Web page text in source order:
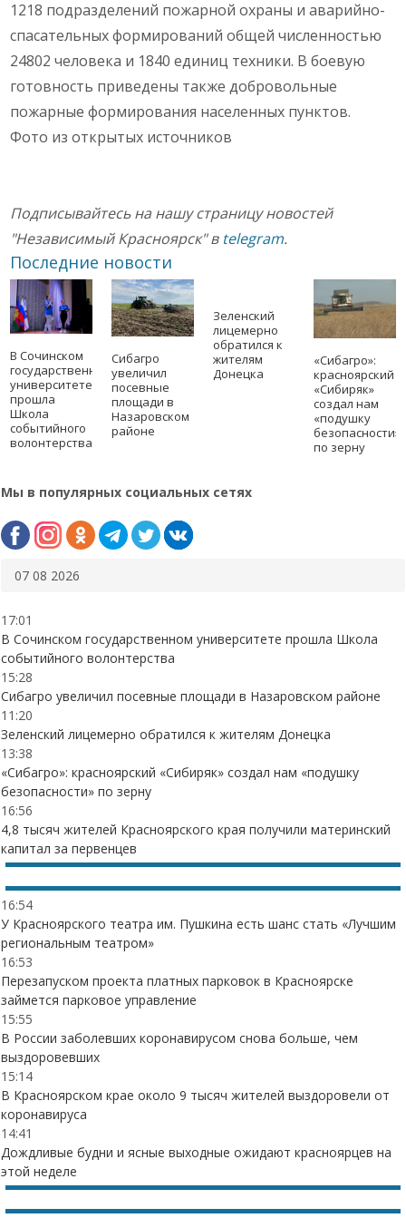
1218 подразделений пожарной охраны и аварийно-
спасательных формирований общей численностью
24802 человека и 1840 единиц техники. В боевую
готовность приведены также добровольные
пожарные формирования населенных пунктов.
Фото из открытых источников
Подписывайтесь на нашу страницу новостей
"Независимый Красноярск" в telegram.
Последние новости
В Сочинском
государственном
университете
прошла
Школа
событийного
волонтерства
Сибагро
увеличил
посевные
площади в
Назаровском
районе
Зеленский
лицемерно
обратился к
жителям
Донецка
«Сибагро»:
красноярский
«Сибиряк»
создал нам
«подушку
безопасности»
по зерну
Мы в популярных социальных сетях
07 08 2026
17:01
В Сочинском государственном университете прошла Школа
событийного волонтерства
15:28
Сибагро увеличил посевные площади в Назаровском районе
11:20
Зеленский лицемерно обратился к жителям Донецка
13:38
«Сибагро»: красноярский «Сибиряк» создал нам «подушку
безопасности» по зерну
16:56
4,8 тысяч жителей Красноярского края получили материнский
капитал за первенцев
16:54
У Красноярского театра им. Пушкина есть шанс стать «Лучшим
региональным театром»
16:53
Перезапуском проекта платных парковок в Красноярске
займется парковое управление
15:55
В России заболевших коронавирусом снова больше, чем
выздоровевших
15:14
В Красноярском крае около 9 тысяч жителей выздоровели от
коронавируса
14:41
Дождливые будни и ясные выходные ожидают красноярцев на
этой неделе